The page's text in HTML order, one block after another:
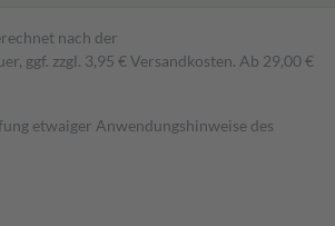
nach der
ggf. zzgl. 3,95 € Versandkosten. Ab 29,00 €
etwaiger Anwendungshinweise des